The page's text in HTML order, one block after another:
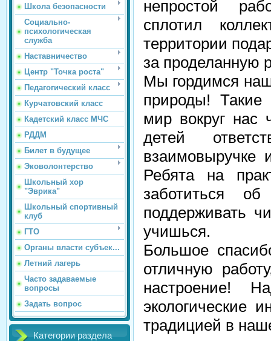
Школа безопасности
Социально-
психологическая
служба
Наставничество
Центр "Точка роста"
Педагогический класс
Курчатовский класс
Кадетский класс МЧС
РДДМ
Билет в будущее
Эковолонтерство
Школьный хор
"Эврика"
Школьный спортивный
клуб
ГТО
Органы власти субъек...
Летний лагерь
Часто задаваемые
вопросы
Задать вопрос
Категории раздела
непростой
сплотил
территории
за проделанную
Мы гордимся
природы!
мир вокруг
детей
Ребята на
заботиться
поддерживать
учишься.
Большое
отличную
настроение!
экологические
традицией в